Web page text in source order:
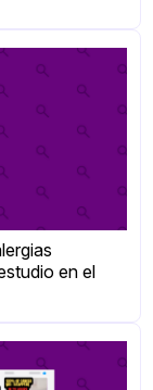
en el